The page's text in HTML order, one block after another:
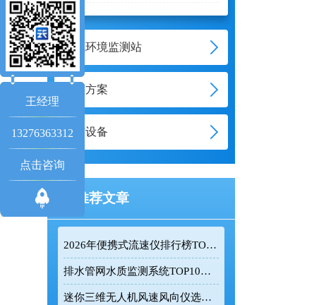
大气环境监测站
智慧方案
通信设备
推荐文章
2026年便携式流速仪排行榜TOP10：采购前必看的实力榜单
排水管网水质监测系统TOP10推荐榜单
迷你三维无人机风速风向仪选型：云境天合TH-F1H助力空中风场监测
王经理
13276363312
点击咨询